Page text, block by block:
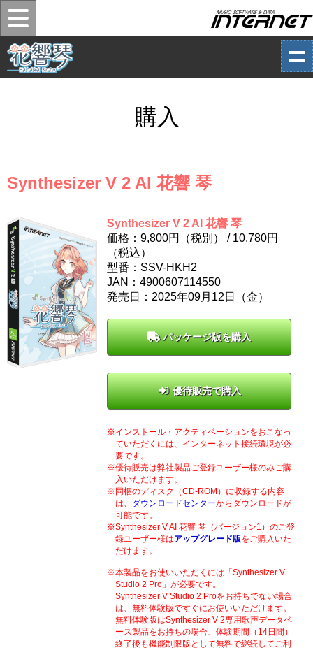
購入
Synthesizer V 2 AI 花響 琴
Synthesizer V 2 AI 花響 琴
価格：9,800円（税別） / 10,780円
（税込）
型番：SSV-HKH2
JAN：4900607114550
発売日：2025年09月12日（金）
パッケージ版を購入
優待販売で購入
インストール・アクティベーションをおこなっ
ていただくには、インターネット接続環境が必
要です。
優待販売は弊社製品ご登録ユーザー様のみご購
入いただけます。
同梱のディスク（CD-ROM）に収録する内容
は、 ダウンロードセンターからダウンロードが
可能です。
Synthesizer V AI 花響 琴（バージョン1）のご登
録ユーザー様はアップグレード版をご購入いた
だけます。
本製品をお使いいただくには「Synthesizer V
Studio 2 Pro」が必要です。
Synthesizer V Studio 2 Proをお持ちでない場合
は、無料体験版ですぐにお使いいただけます。
無料体験版はSynthesizer V 2専用歌声データベ
ース製品をお持ちの場合、体験期間（14日間）
終了後も機能制限版として無料で継続してご利